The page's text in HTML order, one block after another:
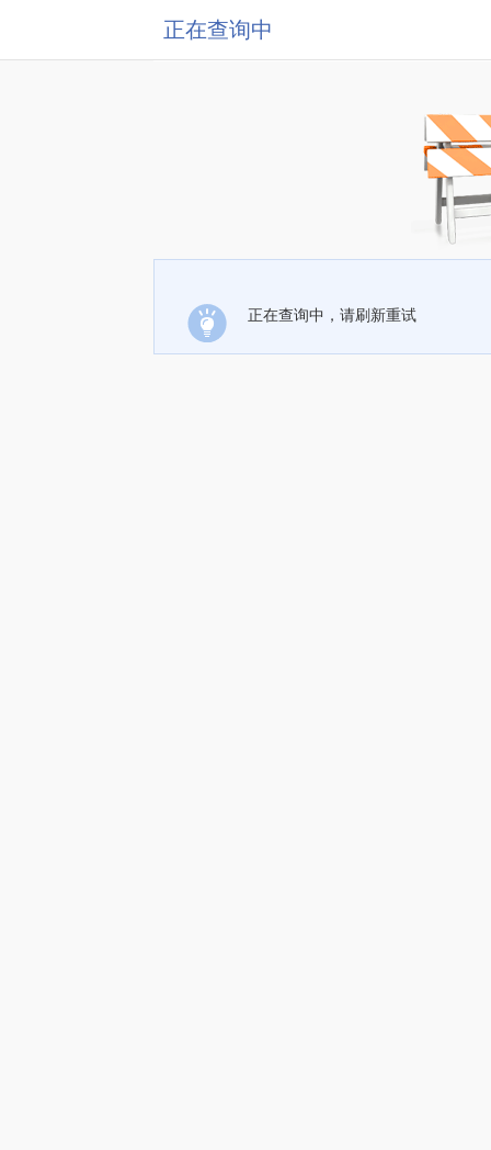
正在查询中
正在查询中，请刷新重试